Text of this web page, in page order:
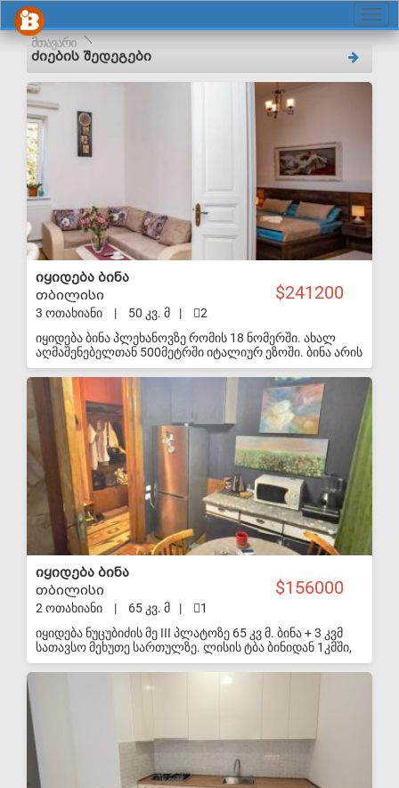
მთავარი
ძიების შედეგები
241200
იყიდება ბინა
თბილისი
3 ოთახიანი | 50 კვ. მ |
2
იყიდება ბინა პლეხანოვზე რომის 18 ნომერში. ახალ
აღმაშენებელთან 500მეტრში იტალიურ ეზოში. ბინა არის
გარემონტებული, რჩება ყველა ავეჯი ტექნიკა, ამჟამად
ქირავდება ტურისტებზე და ყოველ დღე დაკავებულია თუ
ნახვა მოგინდებათ წინასწარ უნდა შევთანხმდეთ. არის
ნათელი და მყუდრო. აქვს გაუჭრელი სხვენი
40კვადრატული რომელიც დაკანონებულია და ყიდვის
შემთხვევაში გადაკეთების საშუალებას იძლევა.
S-VIP
156000
იყიდება ბინა
თბილისი
2 ოთახიანი | 65 კვ. მ |
1
იყიდება ნუცუბიძის მე III პლატოზე 65 კვ მ. ბინა + 3 კვმ
სათავსო მეხუთე სართულზე. ლისის ტბა ბინიდან 1კმში,
ხოლო სკოლა და ბაღი 30 მეტრში მდებარეობს. იმავე
ტერიტორიაზე არის თითქმის ყველა დიდი სავაჭრო
მაღაზიათა ქსელი 35 წუთის სავალზე. გამწვანება,